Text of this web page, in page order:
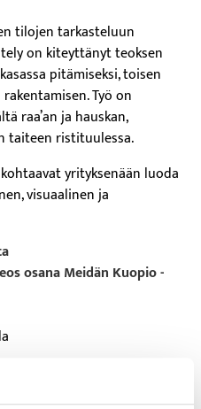
tilojen tarkasteluun
on kiteyttänyt teoksen
pitämiseksi, toisen
Työ on
raa’an ja hauskan,
taiteen ristituulessa.
yrityksenään luoda
visuaalinen ja
osana Meidän Kuopio -
min ennen esitystä.